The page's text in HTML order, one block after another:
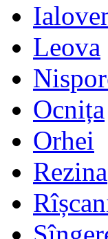
Leova
Ocnița
Orhei
Rezina